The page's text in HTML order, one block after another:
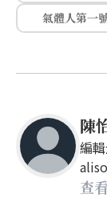
氣體人第一
陳
編
查